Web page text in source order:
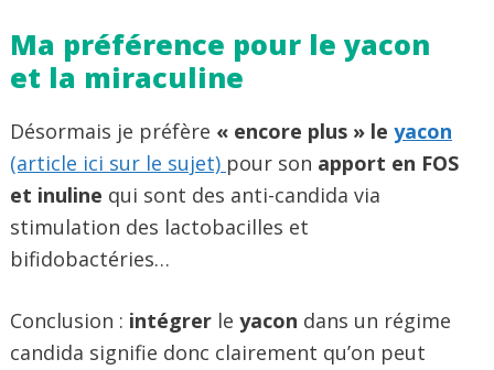
Ma préférence pour le yacon
et la miraculine
Désormais je préfère « encore plus » le yacon
(article ici sur le sujet) pour son apport en FOS
et inuline qui sont des anti-candida via
stimulation des lactobacilles et
bifidobactéries…
Conclusion : intégrer le yacon dans un régime
candida signifie donc clairement qu’on peut